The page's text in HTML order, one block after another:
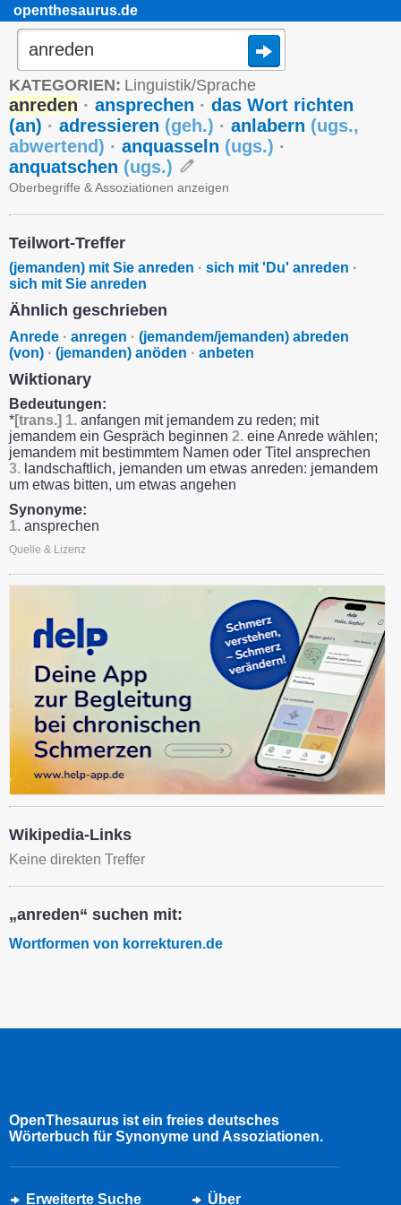
openthesaurus.de
KATEGORIEN: Linguistik/Sprache
anreden · ansprechen · das Wort richten
(an) · adressieren (geh.) · anlabern (ugs.,
abwertend) · anquasseln (ugs.) ·
anquatschen (ugs.)
Oberbegriffe & Assoziationen anzeigen
Teilwort-Treffer
(jemanden) mit Sie anreden · sich mit 'Du' anreden ·
sich mit Sie anreden
Ähnlich geschrieben
Anrede · anregen · (jemandem/jemanden) abreden
(von) · (jemanden) anöden · anbeten
Wiktionary
Bedeutungen:
*[trans.] 1. anfangen mit jemandem zu reden; mit
jemandem ein Gespräch beginnen 2. eine Anrede wählen;
jemandem mit bestimmtem Namen oder Titel ansprechen
3. landschaftlich, jemanden um etwas anreden: jemandem
um etwas bitten, um etwas angehen
Synonyme:
1. ansprechen
Quelle & Lizenz
Wikipedia-Links
Keine direkten Treffer
„anreden“ suchen mit:
Wortformen von korrekturen.de
OpenThesaurus ist ein freies deutsches
Wörterbuch für Synonyme und Assoziationen.
Erweiterte Suche Über